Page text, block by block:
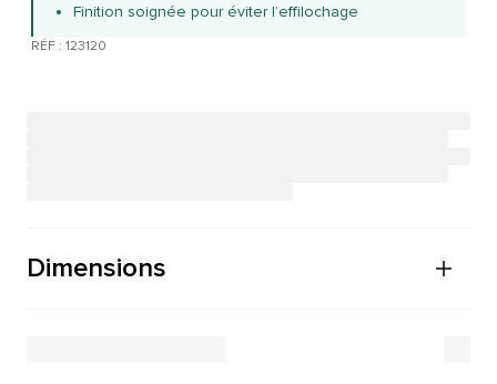
Finition soignée pour éviter l’effilochage
RÉF : 123120
Dimensions